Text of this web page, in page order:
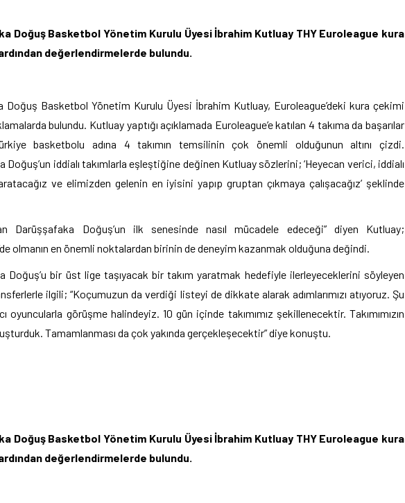
Doğuş Basketbol Yönetim Kurulu Üyesi İbrahim Kutluay THY Euroleague kura
değerlendirmelerde bulundu.
Doğuş Basketbol Yönetim Kurulu Üyesi İbrahim Kutluay, Euroleague’deki kura çekimi
bulundu. Kutluay yaptığı açıklamada Euroleague’e katılan 4 takıma da başarılar
basketbolu adına 4 takımın temsilinin çok önemli olduğunun altını çizdi.
Doğuş’un iddialı takımlarla eşleştiğine değinen Kutluay sözlerini; ‘Heyecan verici, iddialı
ve elimizden gelenin en iyisini yapıp gruptan çıkmaya çalışacağız’ şeklinde
Darüşşafaka Doğuş’un ilk senesinde nasıl mücadele edeceği” diyen Kutluay;
olmanın en önemli noktalardan birinin de deneyim kazanmak olduğuna değindi.
Doğuş’u bir üst lige taşıyacak bir takım yaratmak hedefiyle ilerleyeceklerini söyleyen
ilgili; “Koçumuzun da verdiği listeyi de dikkate alarak adımlarımızı atıyoruz. Şu
oyuncularla görüşme halindeyiz. 10 gün içinde takımımız şekillenecektir. Takımımızın
Tamamlanması da çok yakında gerçekleşecektir” diye konuştu.
Doğuş Basketbol Yönetim Kurulu Üyesi İbrahim Kutluay THY Euroleague kura
değerlendirmelerde bulundu.